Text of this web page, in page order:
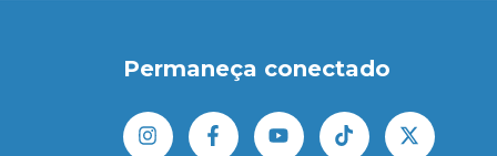
Permaneça conectado